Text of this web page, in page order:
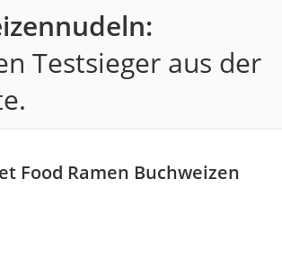
Testsieger aus der
Food Ramen Buchweizen